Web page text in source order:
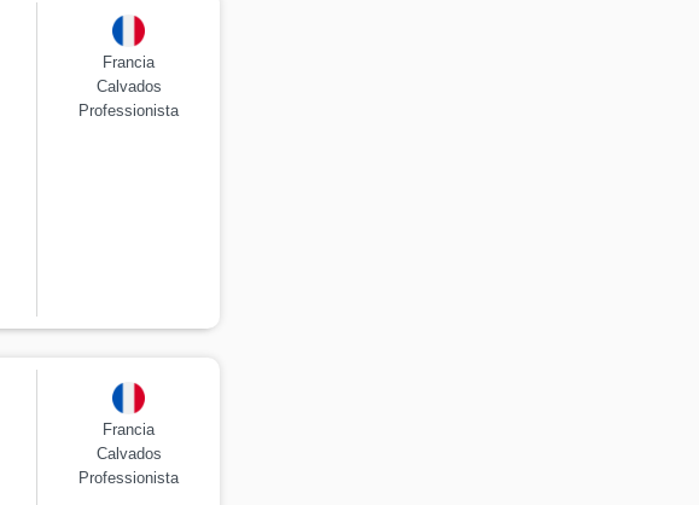
Francia
Calvados
Professionista
Francia
Calvados
Professionista